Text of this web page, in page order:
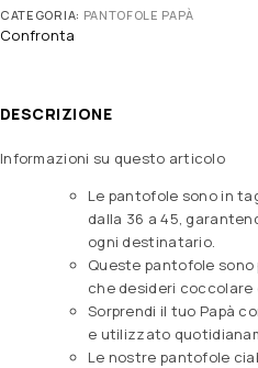
CATEGORIA: PANTOFOLE PAPÀ
Confronta
DESCRIZIONE
Informazioni su questo articolo
Le pantofole sono in
dalla 36 a 45,
ogni destinatario.
Queste pantofole sono
che desideri coccolare
Sorprendi il tuo Papà
e utilizzato
Le nostre pantofole